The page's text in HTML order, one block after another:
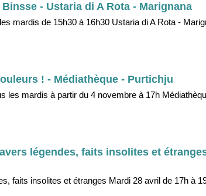
- Ustaria di A Rota - Marignana
mardis de 15h30 à 16h30 Ustaria di A Rota -
! - Médiathèque - Purtichju
les mardis à partir du 4 novembre à 17h
légendes, faits insolites et
faits insolites et étranges Mardi 28 avril de 17h à